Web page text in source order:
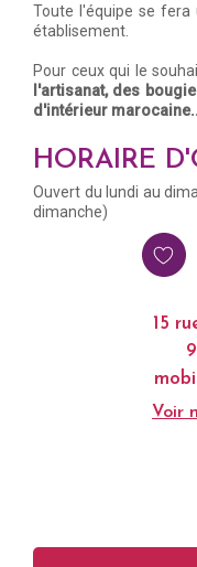
Toute l'équipe se fera
établisement.
Pour ceux qui le
l'artisanat, des
d'intérieur
HORAIRE
Ouvert du lundi au
dimanche)
15
Voir